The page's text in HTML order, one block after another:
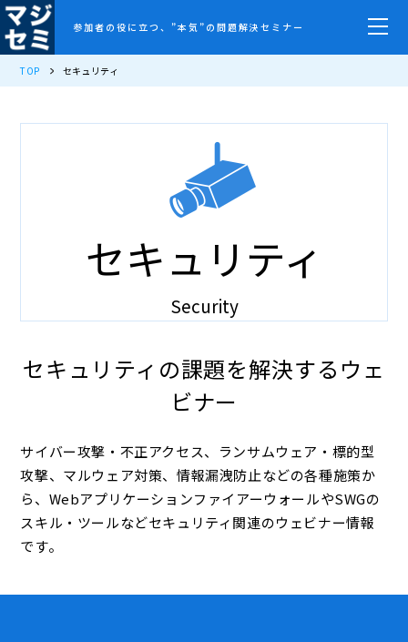
参加者の役に立つ、”本気”の問題解決セミナー
TOP セキュリティ
セキュリティ
Security
セキュリティの課題を解決するウェ
ビナー
サイバー攻撃・不正アクセス、ランサムウェア・標的型
攻撃、マルウェア対策、情報漏洩防止などの各種施策か
ら、WebアプリケーションファイアーウォールやSWGの
スキル・ツールなどセキュリティ関連のウェビナー情報
です。